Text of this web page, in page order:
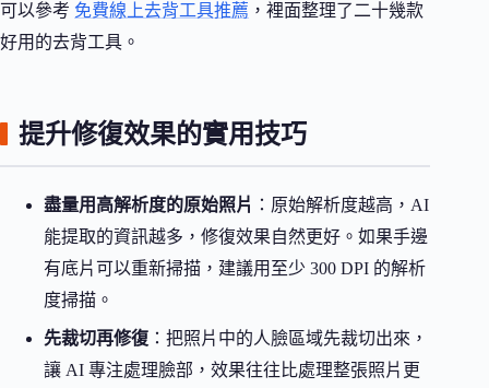
可以參考 免費線上去背工具推薦 ，裡面整理了二十幾款
好用的去背工具。
提升修復效果的實用技巧
盡量用高解析度的原始照片 ：原始解析度越高，AI
能提取的資訊越多，修復效果自然更好。如果手邊
有底片可以重新掃描，建議用至少 300 DPI 的解析
度掃描。
先裁切再修復 ：把照片中的人臉區域先裁切出來，
讓 AI 專注處理臉部，效果往往比處理整張照片更